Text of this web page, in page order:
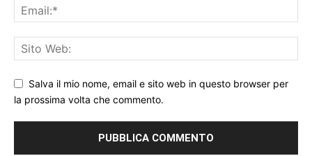
Salva il mio nome, email e sito web in questo browser per
la prossima volta che commento.